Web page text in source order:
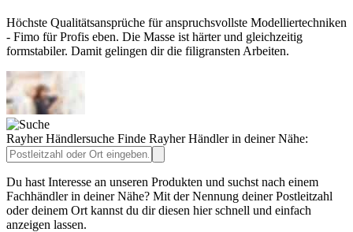
Höchste Qualitätsansprüche für anspruchsvollste Modelliertechniken
- Fimo für Profis eben. Die Masse ist härter und gleichzeitig
formstabiler. Damit gelingen dir die filigransten Arbeiten.
Rayher Händlersuche Finde Rayher Händler in deiner Nähe:
Du hast Interesse an unseren Produkten und suchst nach einem
Fachhändler in deiner Nähe? Mit der Nennung deiner Postleitzahl
oder deinem Ort kannst du dir diesen hier schnell und einfach
anzeigen lassen.